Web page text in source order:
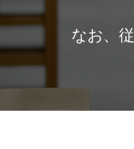
なお、